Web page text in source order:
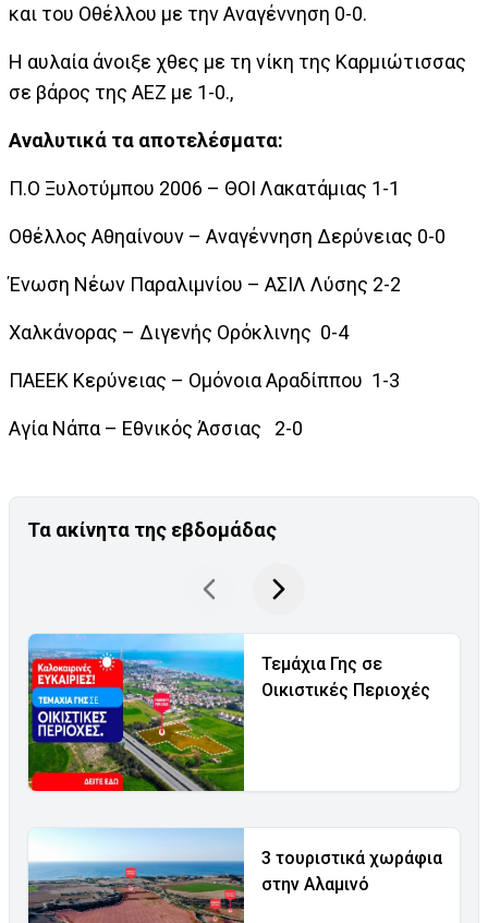
και του Οθέλλου με την Αναγέννηση 0-0.
Η αυλαία άνοιξε χθες με τη νίκη της Καρμιώτισσας
σε βάρος της ΑΕΖ με 1-0.,
Αναλυτικά τα αποτελέσματα:
Π.Ο Ξυλοτύμπου 2006 – ΘΟΙ Λακατάμιας 1-1
Οθέλλος Αθηαίνουν – Αναγέννηση Δερύνειας 0-0
Ένωση Νέων Παραλιμνίου – ΑΣΙΛ Λύσης 2-2
Χαλκάνορας – Διγενής Ορόκλινης 0-4
ΠΑΕΕΚ Κερύνειας – Ομόνοια Αραδίππου 1-3
Αγία Νάπα – Εθνικός Άσσιας 2-0
Τα ακίνητα της εβδομάδας
Τεμάχια Γης σε
Οικιστικές Περιοχές
3 τουριστικά χωράφια
στην Αλαμινό